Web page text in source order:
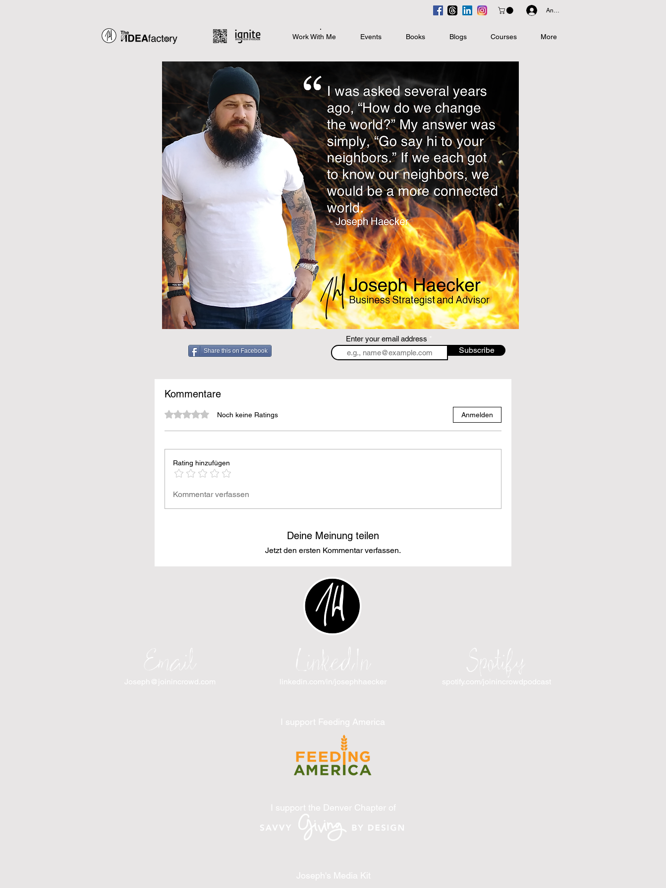
Anmelden
Work With Me Events Books Blogs Courses More
Share this on Facebook
Enter your email address
Subscribe
Kommentare
Anmelden
Mit 0 von 5 Sternen bewertet.Noch keine Ratings
Rating hinzufügen
Kommentar verfassen
Deine Meinung teilen
Jetzt den ersten Kommentar verfassen.
Joseph@joinincrowd.com
Email linkedin.com/in/josephhaecker
LinkedIn spotify.com/joinincrowdpodcast
Spotify
I support Feeding America
I support the Denver Chapter of
Joseph's Media Kit